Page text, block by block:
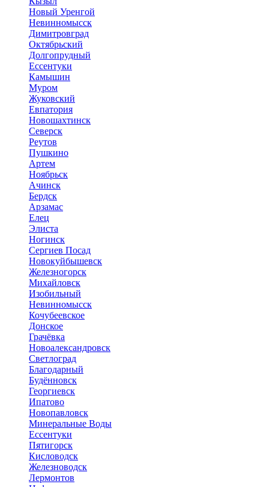
Новый Уренгой
Невинномысск
Димитровград
Октябрьский
Долгопрудный
Ессентуки
Камышин
Муром
Жуковский
Евпатория
Новошахтинск
Северск
Реутов
Пушкино
Артем
Ноябрьск
Ачинск
Бердск
Арзамас
Елец
Элиста
Ногинск
Сергиев Посад
Новокуйбышевск
Железногорск
Михайловск
Изобильный
Невинномысск
Кочубеевское
Донское
Грачёвка
Новоалександровск
Светлоград
Благодарный
Будённовск
Георгиевск
Ипатово
Новопавловск
Минеральные Воды
Ессентуки
Пятигорск
Кисловодск
Железноводск
Лермонтов